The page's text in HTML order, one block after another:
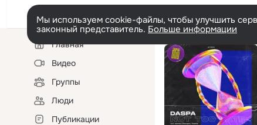
Мы используем cookie-файлы, чтобы улучшить
законный представитель. Больше информации
Левая
колонкаГлавная
Видео
Группы
Люди
Публикации